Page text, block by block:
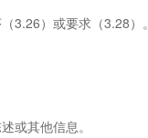
）或要求（3.28）。
或其他信息。